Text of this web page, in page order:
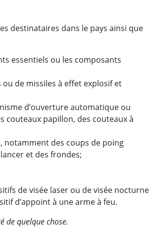
destinataires dans le pays ainsi que
essentiels ou les composants
de missiles à effet explosif et
d’ouverture automatique ou
couteaux papillon, des couteaux à
notamment des coups de poing
et des frondes;
de visée laser ou de visée nocturne
d’appoint à une arme à feu.
de quelque chose.